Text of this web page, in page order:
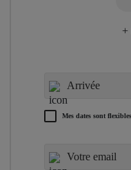
+
Mes dates sont flexibles